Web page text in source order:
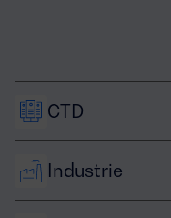
CTD
Industrie